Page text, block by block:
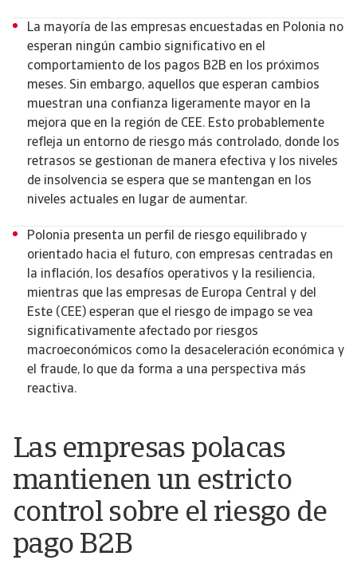
Las empresas polacas
mantienen un estricto
control sobre el riesgo de
pago B2B
La mayoría de las empresas encuestadas en Polonia no
esperan ningún cambio significativo en el
comportamiento de los pagos B2B en los próximos
meses. Sin embargo, aquellos que esperan cambios
muestran una confianza ligeramente mayor en la
mejora que en la región de CEE. Esto probablemente
refleja un entorno de riesgo más controlado, donde los
retrasos se gestionan de manera efectiva y los niveles
de insolvencia se espera que se mantengan en los
niveles actuales en lugar de aumentar.
Polonia presenta un perfil de riesgo equilibrado y
orientado hacia el futuro, con empresas centradas en
la inflación, los desafíos operativos y la resiliencia,
mientras que las empresas de Europa Central y del
Este (CEE) esperan que el riesgo de impago se vea
significativamente afectado por riesgos
macroeconómicos como la desaceleración económica y
el fraude, lo que da forma a una perspectiva más
reactiva.